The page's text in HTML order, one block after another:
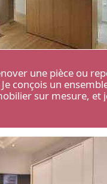
une pièce ou
conçois un
sur mesure, et